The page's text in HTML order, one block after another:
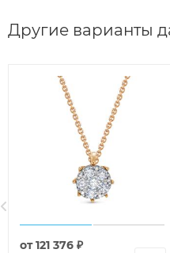
Другие варианты
от121 376 ₽